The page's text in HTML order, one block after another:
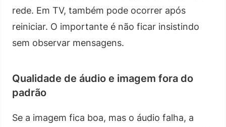
rede. Em TV, também pode ocorrer após
reiniciar. O importante é não ficar insistindo
sem observar mensagens.
Qualidade de áudio e imagem fora do
padrão
Se a imagem fica boa, mas o áudio falha, a